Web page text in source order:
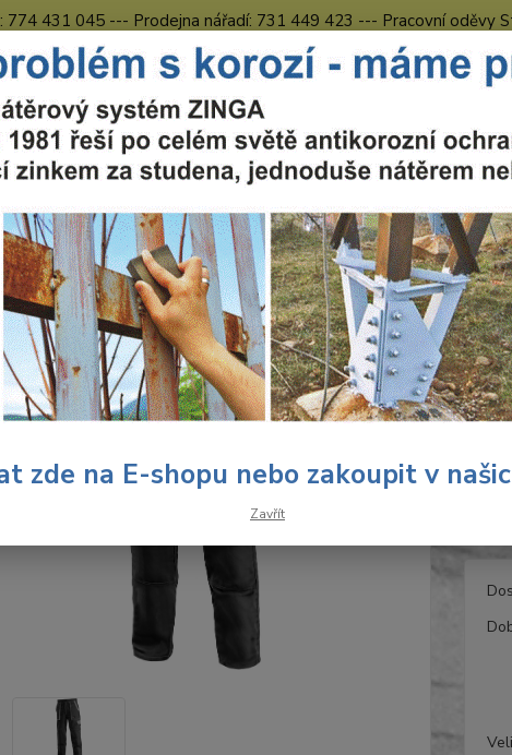
774 431 045 --- Prodejna nářadí: 731 449 423 --- Pracovní oděvy
Obchodní podmínky Kontakty Česká Lípa
Hledat 731
8.00
Ochranné pracovní prostředky Pracovní oděvy Kalhoty Pracovní
kalhoty do pasu černo-šedá
pasu
s
zde na E-shopu nebo zakoupit v
Zavřít